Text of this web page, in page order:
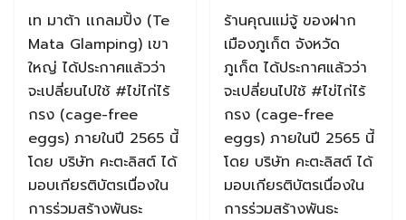
เท มาต้า เเกลมปิ้ง (Te
Mata Glamping) เขา
ใหญ่ ได้ประกาศแล้วว่า
จะเปลี่ยนไปใช้ #ไข่ไก่ไร้
กรง (cage-free
eggs) ภายในปี 2565 นี้
โดย บริษัท คะตะลิสต์ ได้
มอบเกียรติบัตรเนื่องใน
การร่วมสร้างพันธะ
ร้านคุณแม่จู้ ของฝาก
เมืองภูเก็ต จังหวัด
ภูเก็ต ได้ประกาศแล้วว่า
จะเปลี่ยนไปใช้ #ไข่ไก่ไร้
กรง (cage-free
eggs) ภายในปี 2565 นี้
โดย บริษัท คะตะลิสต์ ได้
มอบเกียรติบัตรเนื่องใน
การร่วมสร้างพันธะ